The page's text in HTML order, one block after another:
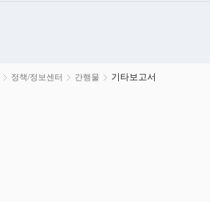
정책/정보센터 간행물 기타보고서